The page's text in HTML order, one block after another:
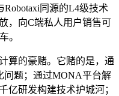
Robotaxi同源的L4级技术
，向C端私人用户销售可
。
算的豪赌。它赌的是，通
问题；通过MONA平台解
亿研发构建技术护城河；